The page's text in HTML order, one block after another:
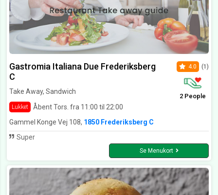
Gastromia Italiana Due Frederiksberg
C
Take Away, Sandwich
Lukket Åbent Tors. fra 11:00 til 22:00
4.0 (1)
2 People
Gammel Konge Vej 108, 1850 Frederiksberg C
Super
Se Menukort